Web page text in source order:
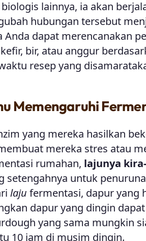
lainnya, ia akan
hubungan tersebut
Anda dapat merencanakan
bir, atau anggur
resep yang
Memengaruhi
yang mereka hasilkan
mereka stres atau
rumahan, lajunya
setengahnya untuk
laju fermentasi, dapur yang
dapur yang dingin
yang sama mungkin
10 jam di musim dingin.